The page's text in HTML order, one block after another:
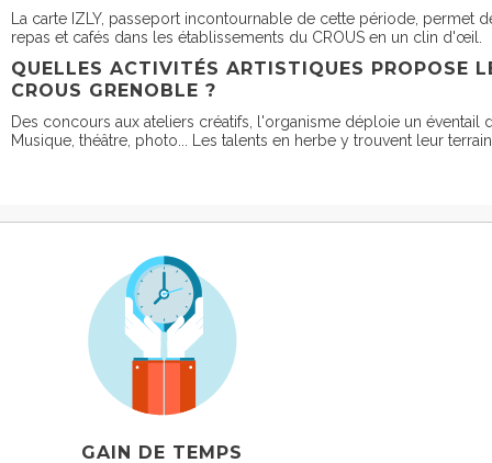
La carte IZLY, passeport incontournable de cette période, permet
repas et cafés dans les établissements du CROUS en un clin d'œil.
QUELLES ACTIVITÉS ARTISTIQUES PROPOSE
CROUS GRENOBLE ?
Des concours aux ateliers créatifs, l'organisme déploie un éventail
Musique, théâtre, photo... Les talents en herbe y trouvent leur
GAIN DE TEMPS